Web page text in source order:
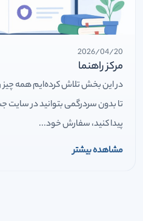
2026/04/20
مرکز راهنما
در این بخش تلاش کرده‌ایم همه
تا بدون سردرگمی بتوانید در
پیدا کنید، سفارش خود...
مشاهده بیشتر